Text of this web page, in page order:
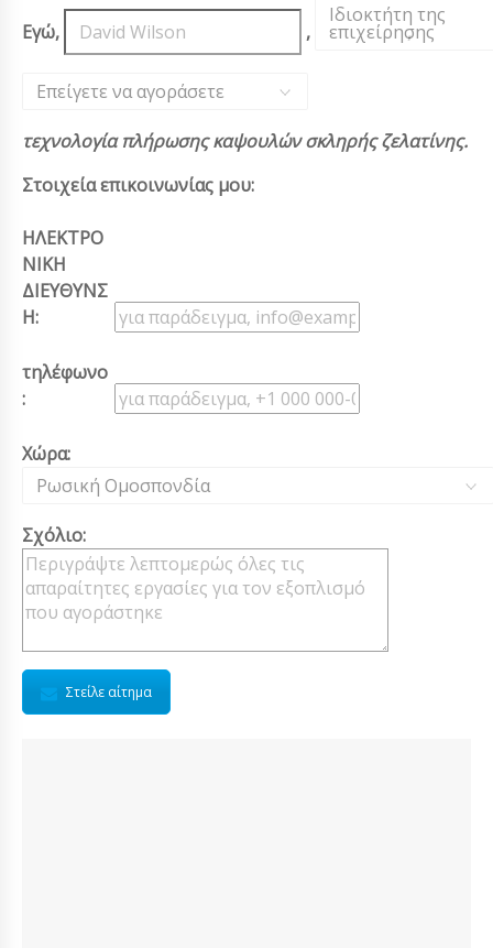
Εγώ, ,
Ιδιοκτήτη της
επιχείρησης
,
Επείγετε να αγοράσετε
τεχνολογία πλήρωσης καψουλών σκληρής ζελατίνης.
Στοιχεία επικοινωνίας μου:
ΗΛΕΚΤΡΟ
ΝΙΚΗ
ΔΙΕΥΘΥΝΣ
Η:
τηλέφωνο
:
Χώρα:
Ρωσική Ομοσπονδία
Σχόλιο:
Στείλε αίτημα